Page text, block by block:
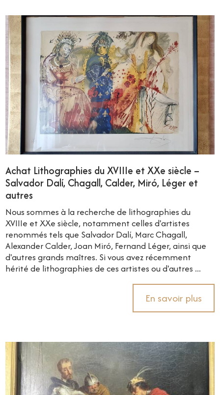
Achat Lithographies du XVIIIe et XXe siècle –
Salvador Dalí, Chagall, Calder, Miró, Léger et
autres
Nous sommes à la recherche de lithographies du
XVIIIe et XXe siècle, notamment celles d'artistes
renommés tels que Salvador Dalí, Marc Chagall,
Alexander Calder, Joan Miró, Fernand Léger, ainsi que
d'autres grands maîtres. Si vous avez récemment
hérité de lithographies de ces artistes ou d'autres ...
En savoir plus